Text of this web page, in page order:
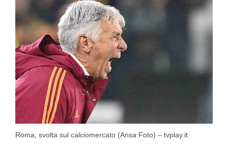
Roma, svolta sul calciomercato (Ansa Foto) – tvplay.it